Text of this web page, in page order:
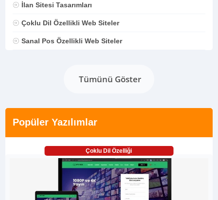
İlan Sitesi Tasarımları
Çoklu Dil Özellikli Web Siteler
Sanal Pos Özellikli Web Siteler
Tümünü Göster
Popüler Yazılımlar
Çoklu Dil Özelliği